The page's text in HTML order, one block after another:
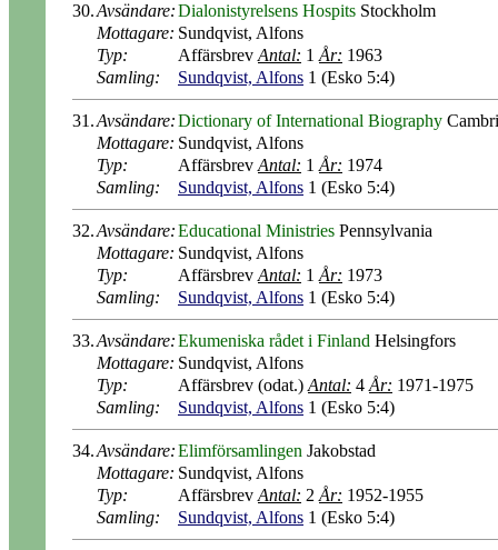
30.Avsändare:Dialonistyrelsens Hospits Stockholm
Mottagare: Sundqvist, Alfons
Typ:
Affärsbrev Antal: 1 År: 1963
Samling:
Sundqvist, Alfons 1 (Esko 5:4)
31.Avsändare:Dictionary of International Biography
Mottagare: Sundqvist, Alfons
Typ:
Affärsbrev Antal: 1 År: 1974
Samling:
Sundqvist, Alfons 1 (Esko 5:4)
32.Avsändare:Educational Ministries Pennsylvania
Mottagare: Sundqvist, Alfons
Typ:
Affärsbrev Antal: 1 År: 1973
Samling:
Sundqvist, Alfons 1 (Esko 5:4)
33.Avsändare:Ekumeniska rådet i Finland Helsingfors
Mottagare: Sundqvist, Alfons
Typ:
Affärsbrev (odat.) Antal: 4 År: 1971-1975
Samling:
Sundqvist, Alfons 1 (Esko 5:4)
34.Avsändare:Elimförsamlingen Jakobstad
Mottagare: Sundqvist, Alfons
Typ:
Affärsbrev Antal: 2 År: 1952-1955
Samling:
Sundqvist, Alfons 1 (Esko 5:4)